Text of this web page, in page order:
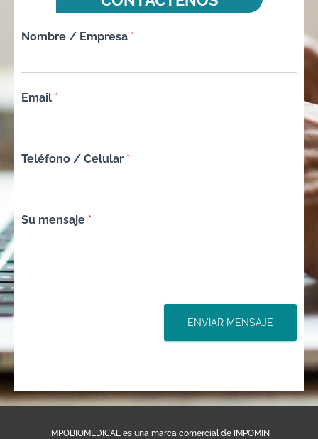
Nombre / Empresa *
Email *
Teléfono / Celular *
Su mensaje *
ENVIAR MENSAJE
IMPOBIOMEDICAL es una marca comercial de IMPOMIN